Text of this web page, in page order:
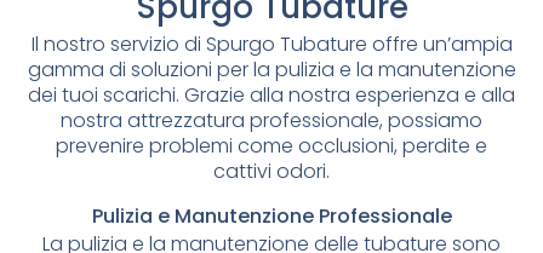
Il nostro servizio di Spurgo Tubature offre un’ampia
gamma di soluzioni per la pulizia e la manutenzione
dei tuoi scarichi. Grazie alla nostra esperienza e alla
nostra attrezzatura professionale, possiamo
prevenire problemi come occlusioni, perdite e
cattivi odori.
Pulizia e Manutenzione Professionale
La pulizia e la manutenzione delle tubature sono